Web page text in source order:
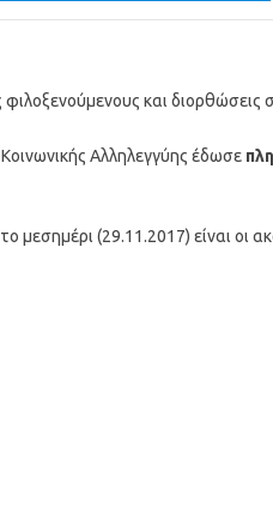
φιλοξενούμενους και
Αλληλεγγύης έδωσε
μεσημέρι (29.11.2017) είναι οι